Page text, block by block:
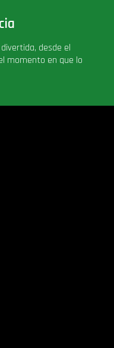
desde el
momento en que lo